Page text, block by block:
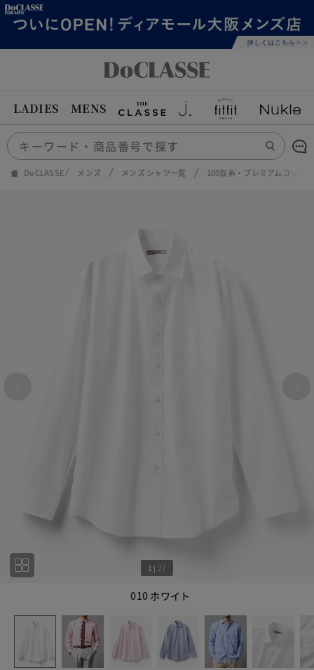
LADIES MENS
DoCLASSE メンズ メンズ シャツ一覧 100双糸・プレミアムコット
010 ホワイト
1 | 27